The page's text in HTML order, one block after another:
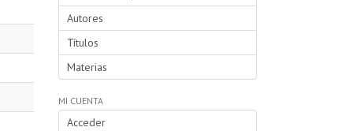
Autores
Títulos
Materias
MI CUENTA
Acceder